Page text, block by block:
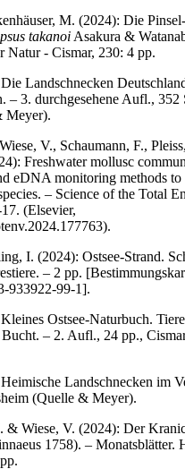
M. (2024): Die Pinsel-
takanoi Asakura &
Natur - Cismar, 230: 4 pp.
Landschnecken
– 3. durchgesehene Aufl., 352
Meyer).
V., Schaumann, F.,
Freshwater mollusc
eDNA monitoring methods to
– Science of the Total
(Elsevier,
I. (2024): Ostsee-Strand.
– 2 pp.
933922-99-1].
Ostsee-Naturbuch.
– 2. Aufl., 24 pp.,
Landschnecken im
(Quelle & Meyer).
& Wiese, V. (2024): Der
1758). – Monatsblätter.